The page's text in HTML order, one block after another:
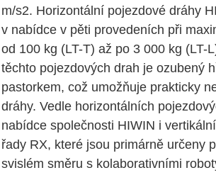
m/s2. Horizontální pojezdové dráhy
v nabídce v pěti provedeních při
od 100 kg (LT-T) až po 3 000 kg (LT-
těchto pojezdových drah je ozubený
pastorkem, což umožňuje prakticky
dráhy. Vedle horizontálních
nabídce společnosti HIWIN i
řady RX, které jsou primárně určeny
svislém směru s kolaborativními